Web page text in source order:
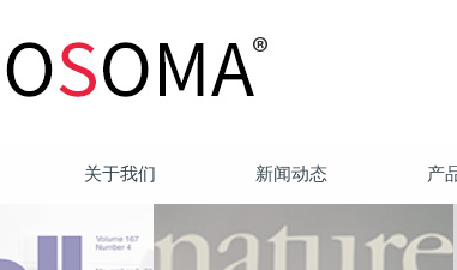
关于我们 新闻动态 产